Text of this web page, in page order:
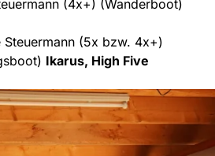
(4x+) (Wanderboot)
(5x bzw. 4x+)
Ikarus, High Five